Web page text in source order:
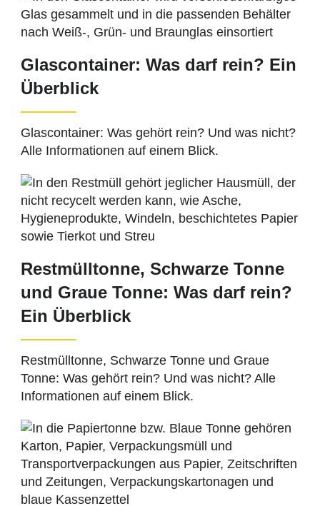
Glascontainer: Was darf rein? Ein
Überblick
Glascontainer: Was gehört rein? Und was nicht?
Alle Informationen auf einem Blick.
Restmülltonne, Schwarze Tonne
und Graue Tonne: Was darf rein?
Ein Überblick
Restmülltonne, Schwarze Tonne und Graue
Tonne: Was gehört rein? Und was nicht? Alle
Informationen auf einem Blick.